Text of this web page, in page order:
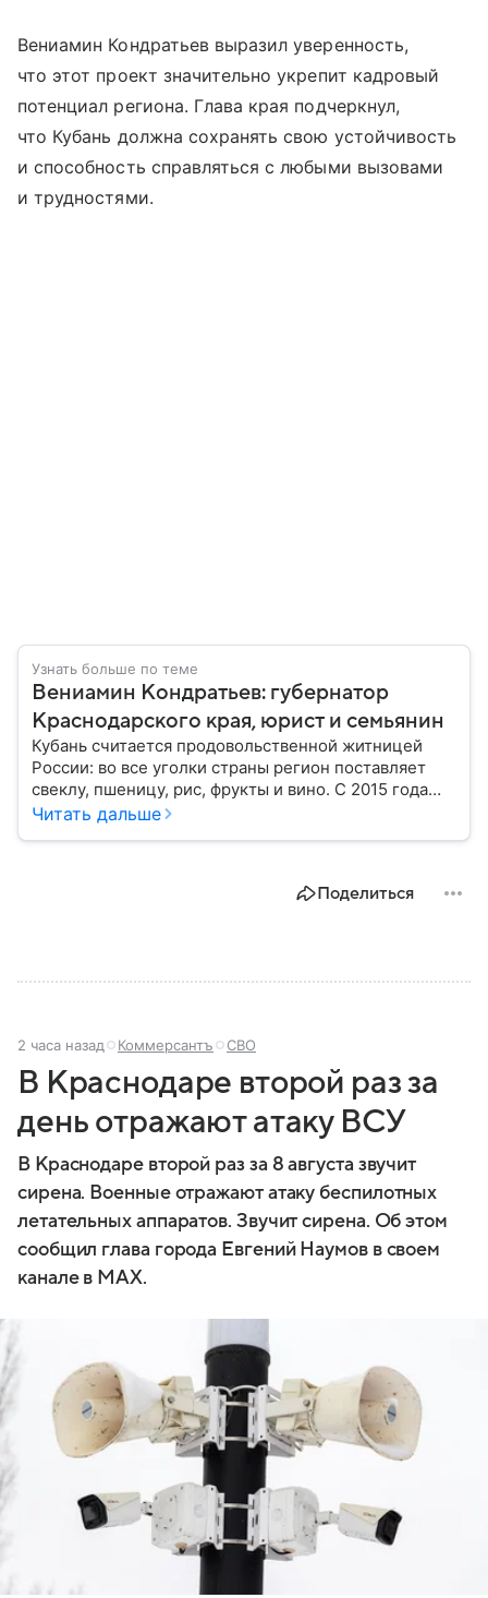
Вениамин Кондратьев выразил уверенность,
что этот проект значительно укрепит кадровый
потенциал региона. Глава края подчеркнул,
что Кубань должна сохранять свою устойчивость
и способность справляться с любыми вызовами
и трудностями.
Узнать больше по теме
Вениамин Кондратьев: губернатор
Краснодарского края, юрист и семьянин
Кубань считается продовольственной житницей
России: во все уголки страны регион поставляет
свеклу, пшеницу, рис, фрукты и вино. С 2015 года
субъект федерации возглавляет Вениамин
Читать дальше
Поделиться
2 часа назад Коммерсантъ СВО
В Краснодаре второй раз за
день отражают атаку ВСУ
В Краснодаре второй раз за 8 августа звучит
сирена. Военные отражают атаку беспилотных
летательных аппаратов. Звучит сирена. Об этом
сообщил глава города Евгений Наумов в своем
канале в MAX.